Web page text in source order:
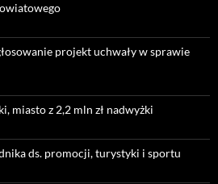
projekt uchwały w sprawie
miasto z 2,2 mln zł nadwyżki
ds. promocji, turystyki i sportu